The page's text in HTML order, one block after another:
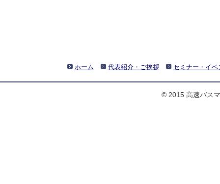
ホーム 代表紹介・ご挨拶 セミナー・イベ
© 2015 高速バス